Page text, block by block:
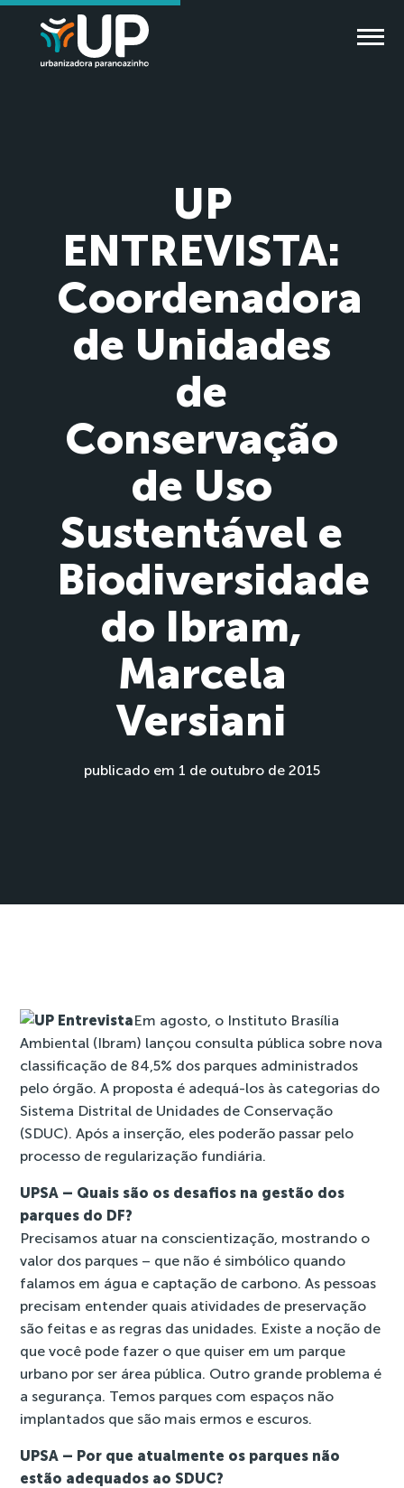
UP
ENTREVISTA:
Coordenadora
de Unidades
de
Conservação
de Uso
Sustentável e
Biodiversidade
do Ibram,
Marcela
Versiani
publicado em 1 de outubro de 2015
Em agosto, o Instituto Brasília
Ambiental (Ibram) lançou consulta pública sobre nova
classificação de 84,5% dos parques administrados
pelo órgão. A proposta é adequá-los às categorias do
Sistema Distrital de Unidades de Conservação
(SDUC). Após a inserção, eles poderão passar pelo
processo de regularização fundiária.
UPSA – Quais são os desafios na gestão dos
parques do DF?
Precisamos atuar na conscientização, mostrando o
valor dos parques – que não é simbólico quando
falamos em água e captação de carbono. As pessoas
precisam entender quais atividades de preservação
são feitas e as regras das unidades. Existe a noção de
que você pode fazer o que quiser em um parque
urbano por ser área pública. Outro grande problema é
a segurança. Temos parques com espaços não
implantados que são mais ermos e escuros.
UPSA – Por que atualmente os parques não
estão adequados ao SDUC?